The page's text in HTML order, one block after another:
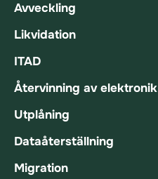
Avveckling
Likvidation
ITAD
Återvinning av elektronik
Utplåning
Dataåterställning
Migration